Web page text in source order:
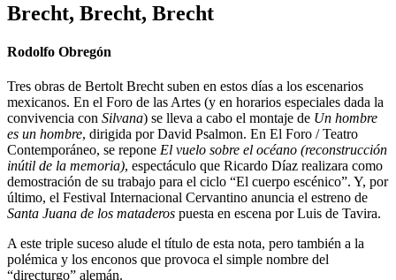
Brecht, Brecht, Brecht
Rodolfo Obregón
Tres obras de Bertolt Brecht suben en estos días a los escenarios
mexicanos. En el Foro de las Artes (y en horarios especiales dada la
convivencia con Silvana) se lleva a cabo el montaje de Un hombre
es un hombre, dirigida por David Psalmon. En El Foro / Teatro
Contemporáneo, se repone El vuelo sobre el océano (reconstrucción
inútil de la memoria), espectáculo que Ricardo Díaz realizara como
demostración de su trabajo para el ciclo “El cuerpo escénico”. Y, por
último, el Festival Internacional Cervantino anuncia el estreno de
Santa Juana de los mataderos puesta en escena por Luis de Tavira.
A este triple suceso alude el título de esta nota, pero también a la
polémica y los enconos que provoca el simple nombre del
“directurgo” alemán.